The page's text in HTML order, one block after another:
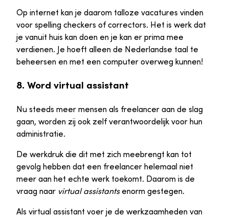
Op internet kan je daarom talloze vacatures vinden
voor spelling checkers of correctors. Het is werk dat
je vanuit huis kan doen en je kan er prima mee
verdienen. Je hoeft alleen de Nederlandse taal te
beheersen en met een computer overweg kunnen!
8. Word virtual assistant
Nu steeds meer mensen als freelancer aan de slag
gaan, worden zij ook zelf verantwoordelijk voor hun
administratie.
De werkdruk die dit met zich meebrengt kan tot
gevolg hebben dat een freelancer helemaal niet
meer aan het echte werk toekomt. Daarom is de
vraag naar virtual assistantsenorm gestegen.
Als virtual assistant voer je de werkzaamheden van